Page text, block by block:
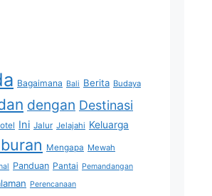
Bagaimana Bali Berita Budaya
dengan Destinasi
Ini Jalur Jelajahi Keluarga
Mengapa Mewah
Panduan Pantai Pemandangan
Perencanaan